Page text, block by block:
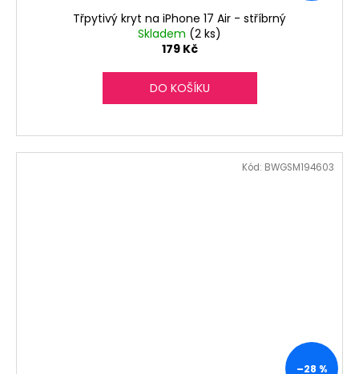
Třpytivý kryt na iPhone 17 Air - stříbrný
Skladem (2 ks)
179 Kč
DO KOŠÍKU
–28 %
Kód: BWGSM194603